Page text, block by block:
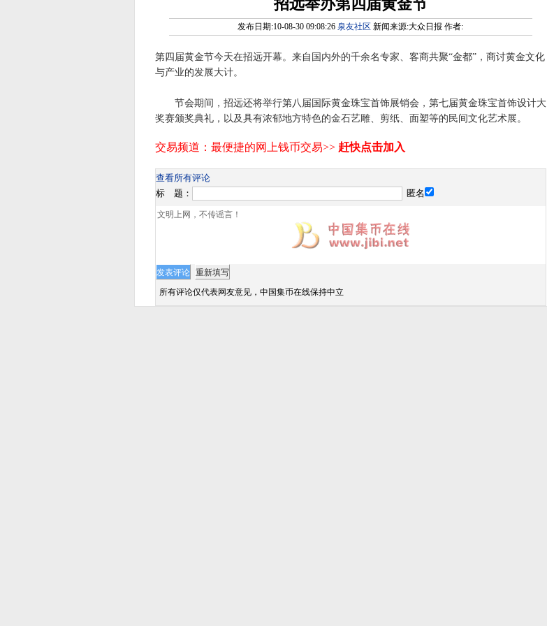
招远举办第四届黄金节
发布日期:10-08-30 09:08:26 泉友社区 新闻来源:大众日报 作者:
第四届黄金节今天在招远开幕。来自国内外的千余名专家、客商共聚“金都”，商讨黄金文化
与产业的发展大计。
节会期间，招远还将举行第八届国际黄金珠宝首饰展销会，第七届黄金珠宝首饰设计大
奖赛颁奖典礼，以及具有浓郁地方特色的金石艺雕、剪纸、面塑等的民间文化艺术展。
查看所有评论
标 题：
匿名
所有评论仅代表网友意见，中国集币在线保持中立